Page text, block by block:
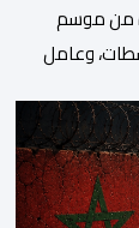
من موسم
سطات، وعامل
بحضور
المجلس […]